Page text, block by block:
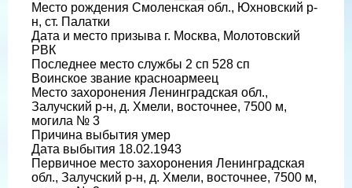
Место рождения Смоленская обл., Юхновский р-
н, ст. Палатки
Дата и место призыва г. Москва, Молотовский
РВК
Последнее место службы 2 сп 528 сп
Воинское звание красноармеец
Место захоронения Ленинградская обл.,
Залучский р-н, д. Хмели, восточнее, 7500 м,
могила № 3
Причина выбытия умер
Дата выбытия 18.02.1943
Первичное место захоронения Ленинградская
обл., Залучский р-н, д. Хмели, восточнее, 7500 м,